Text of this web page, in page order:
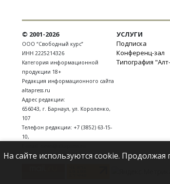
© 2001-2026
ООО “Свободный курс”
ИНН 2225214326
Категория информационной
продукции 18+
Редакция информационного сайта
altapress.ru
Адрес редакции:
656043, г. Барнаул, ул. Короленко,
107
Телефон редакции: +7 (3852) 63-15-
10,
УСЛУГИ
Подписка
Конференц-зал
Типография
На сайте используются cookie.